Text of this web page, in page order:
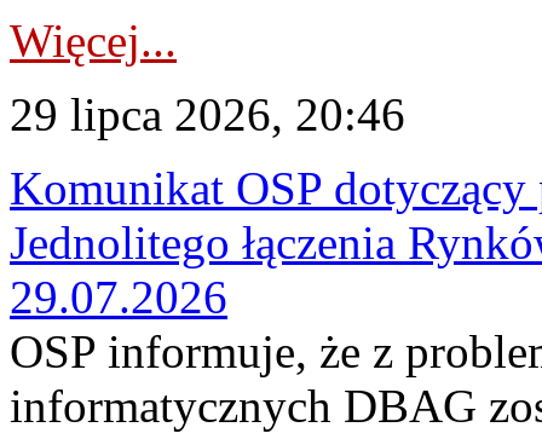
Więcej...
29 lipca 2026, 20:46
Komunikat OSP
Jednolitego łączenia
29.07.2026
OSP informuje, że z
informatycznych DBAG